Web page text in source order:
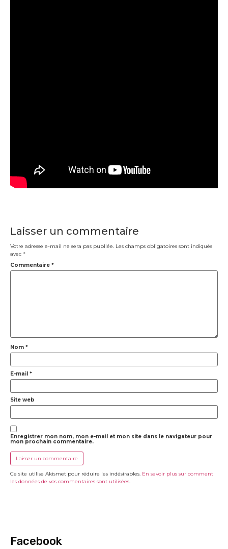
Laisser un commentaire
Votre adresse e-mail ne sera pas publiée. Les champs obligatoires sont indiqués
avec *
Commentaire *
Nom *
E-mail *
Site web
Enregistrer mon nom, mon e-mail et mon site dans le navigateur pour
mon prochain commentaire.
Ce site utilise Akismet pour réduire les indésirables. En savoir plus sur comment
les données de vos commentaires sont utilisées.
Facebook